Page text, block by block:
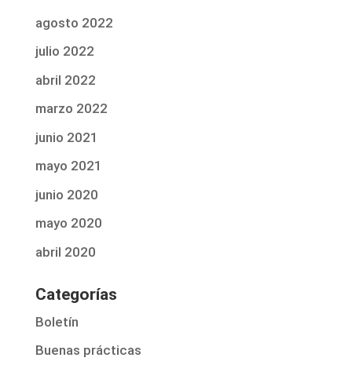
agosto 2022
julio 2022
abril 2022
marzo 2022
junio 2021
mayo 2021
junio 2020
mayo 2020
abril 2020
Categorías
Boletín
Buenas prácticas